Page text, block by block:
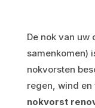
De nok van uw
samenkomen)
nokvorsten
regen, wind en
nokvorst